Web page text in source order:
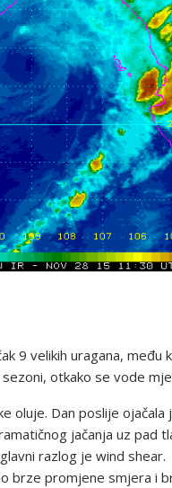
9 velikih uragana, među
otkako se vode
Dan poslije ojačala
jačanja uz pad
razlog je wind shear.
brze promjene smjera i